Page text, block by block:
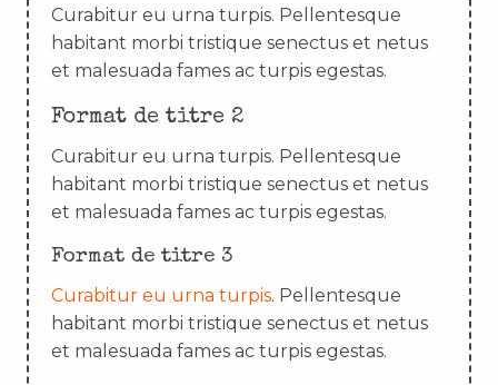
Curabitur eu urna turpis. Pellentesque
habitant morbi tristique senectus et netus
et malesuada fames ac turpis egestas.
Format de titre 2
Curabitur eu urna turpis. Pellentesque
habitant morbi tristique senectus et netus
et malesuada fames ac turpis egestas.
Format de titre 3
Curabitur eu urna turpis. Pellentesque
habitant morbi tristique senectus et netus
et malesuada fames ac turpis egestas.